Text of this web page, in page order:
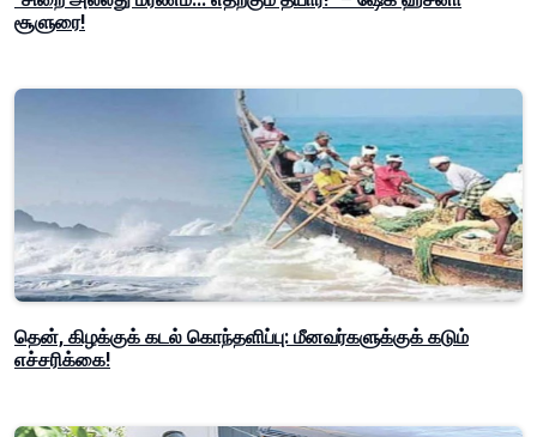
சூளுரை!
தென், கிழக்குக் கடல் கொந்தளிப்பு: மீனவர்களுக்குக் கடும்
எச்சரிக்கை!